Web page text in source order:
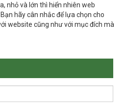
nhỏ và lớn thì hiển nhiên web
hãy cân nhắc để lựa chọn cho
website cũng như với mục đích mà